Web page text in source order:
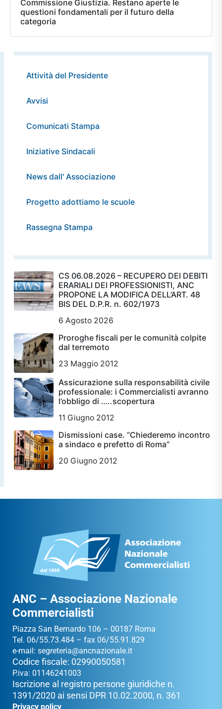
Commissione Giustizia. Restano aperte le
questioni fondamentali per il futuro della
categoria
Attività del Presidente
Avvisi
Comunicati Stampa
Iniziative Sindacali
News dall' Associazione
Progetto adottiamo le scuole
Rassegna Stampa
CS 06.08.2026 – RECUPERO DEI DEBITI
ERARIALI DEI PROFESSIONISTI, ANC
PROPONE LA MODIFICA DELL’ART. 48
BIS DEL D.P.R. n. 602/1973
6 Agosto 2026
Proroghe fiscali per le comunità colpite
dal terremoto
23 Maggio 2012
Assicurazione sulla responsabilità civile
professionale: i Commercialisti avranno
l’obbligo di …..scopertura
11 Giugno 2012
Dismissioni case. “Chiederemo incontro
a sindaco e prefetto di Roma”
20 Giugno 2012
ANC – Associazione Nazionale
Commercialisti
Piazza San Bernardo 106 – 00187 Roma
Tel. 06/55.73.484 – fax 06/55.91.829
e-mail: segreteria@ancnazionale.it
Codice fiscale: 02990050581
P.iva: 01146241003
Iscrizione al registro persone giuridiche n.
1391/2020 ai sensi DPR 10.02.2000, n. 361
Privacy policy